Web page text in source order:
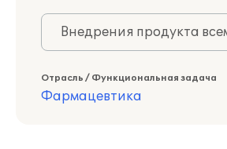
Внедрения продукта
Отрасль / Функциональная задача
Фармацевтика